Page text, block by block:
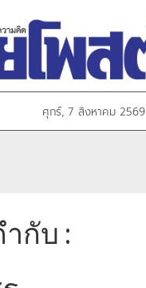
ศุกร์, 7 สิงหาคม 2569
กับ :